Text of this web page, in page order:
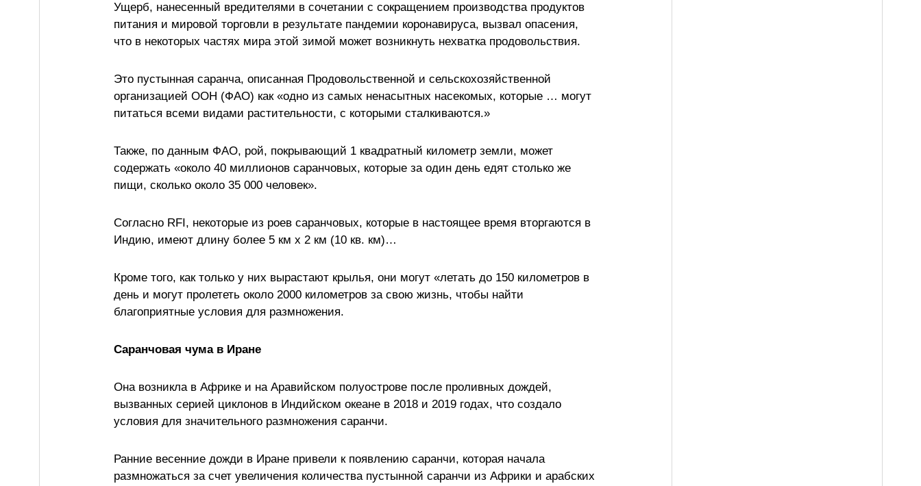
Ущерб, нанесенный вредителями в сочетании с сокращением производства продуктов
питания и мировой торговли в результате пандемии коронавируса, вызвал опасения,
что в некоторых частях мира этой зимой может возникнуть нехватка продовольствия.
Это пустынная саранча, описанная Продовольственной и сельскохозяйственной
организацией ООН (ФАО) как «одно из самых ненасытных насекомых, которые … могут
питаться всеми видами растительности, с которыми сталкиваются.»
Также, по данным ФАО, рой, покрывающий 1 квадратный километр земли, может
содержать «около 40 миллионов саранчовых, которые за один день едят столько же
пищи, сколько около 35 000 человек».
Согласно RFI, некоторые из роев саранчовых, которые в настоящее время вторгаются в
Индию, имеют длину более 5 км x 2 км (10 кв. км)…
Кроме того, как только у них вырастают крылья, они могут «летать до 150 километров в
день и могут пролететь около 2000 километров за свою жизнь, чтобы найти
благоприятные условия для размножения.
Саранчовая чума в Иране
Она возникла в Африке и на Аравийском полуострове после проливных дождей,
вызванных серией циклонов в Индийском океане в 2018 и 2019 годах, что создало
условия для значительного размножения саранчи.
Ранние весенние дожди в Иране привели к появлению саранчи, которая начала
размножаться за счет увеличения количества пустынной саранчи из Африки и арабских